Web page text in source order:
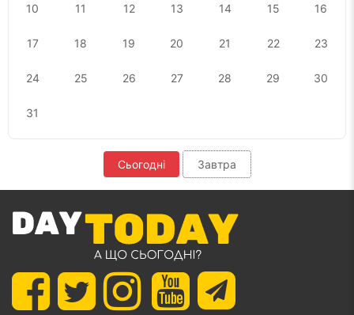
10 11 12 13 14 15 16
17 18 19 20 21 22 23
24 25 26 27 28 29 30
31
Сьогодні Завтра